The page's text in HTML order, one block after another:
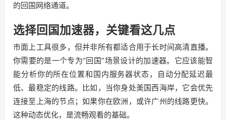
的回国网络通道。
选择回国加速器，关键看这几点
市面上工具很多，但并非所有都适合用于长时间高清直播。
你需要的是一个专为“回国”场景设计的加速器。它应该能智
能分析你的所在位置和国内服务器状态，自动分配延迟最
低、最稳定的线路。比如，当你身处美国西海岸，它会优先
连接至上海的节点；如果你在欧洲，或许广州的线路更快。
这种动态优化，是流畅观看的基础。